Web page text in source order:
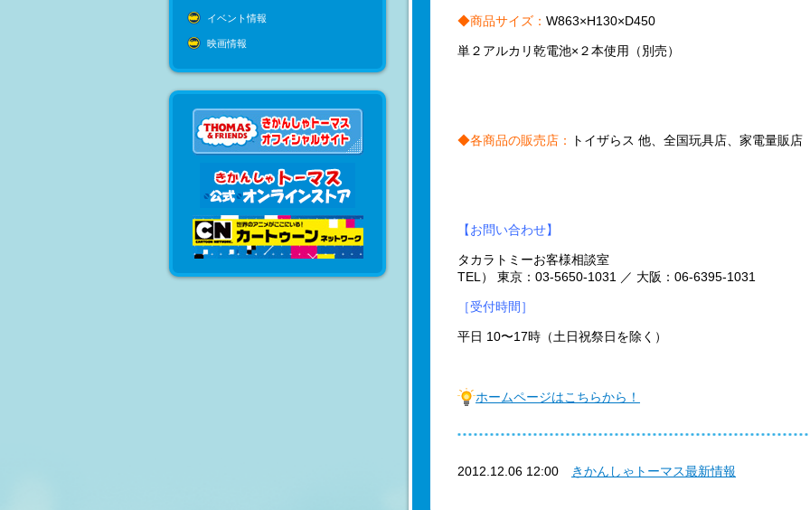
イベント情報
映画情報
◆商品サイズ： W863×H130×D450
単２アルカリ乾電池×２本使用（別売）
◆各商品の販売店： トイザらス 他、全国玩具店、家電量販店
【お問い合わせ】
タカラトミーお客様相談室
TEL） 東京：03-5650-1031 ／ 大阪：06-6395-1031
［受付時間］
平日 10〜17時（土日祝祭日を除く）
ホームページはこちらから！
2012.12.06 12:00 きかんしゃトーマス最新情報